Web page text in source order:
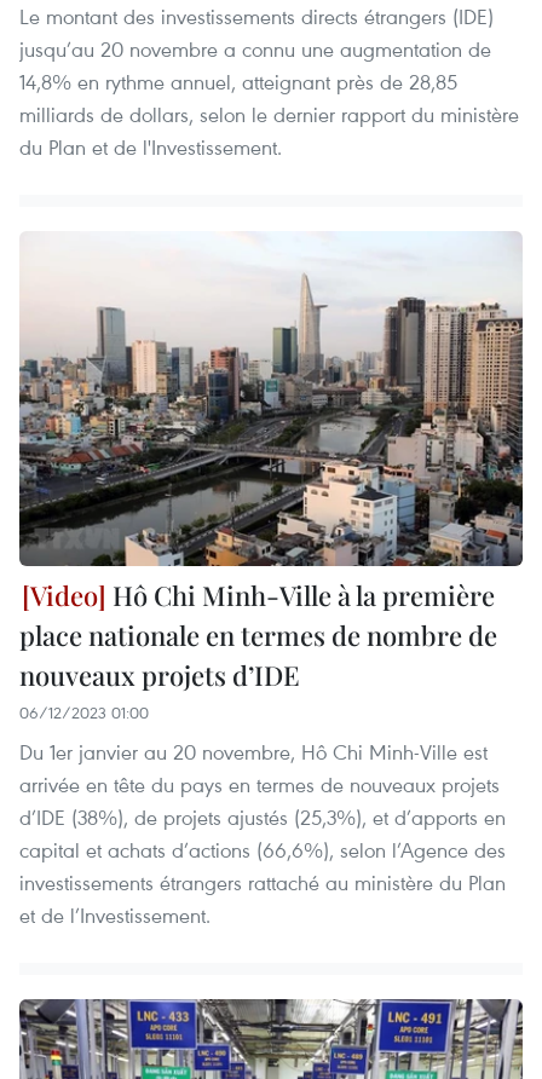
Le montant des investissements directs étrangers (IDE)
jusqu’au 20 novembre a connu une augmentation de
14,8% en rythme annuel, atteignant près de 28,85
milliards de dollars, selon le dernier rapport du ministère
du Plan et de l'Investissement.
Hô Chi Minh-Ville à la première
place nationale en termes de nombre de
nouveaux projets d’IDE
06/12/2023 01:00
Du 1er janvier au 20 novembre, Hô Chi Minh-Ville est
arrivée en tête du pays en termes de nouveaux projets
d’IDE (38%), de projets ajustés (25,3%), et d’apports en
capital et achats d’actions (66,6%), selon l’Agence des
investissements étrangers rattaché au ministère du Plan
et de l’Investissement.